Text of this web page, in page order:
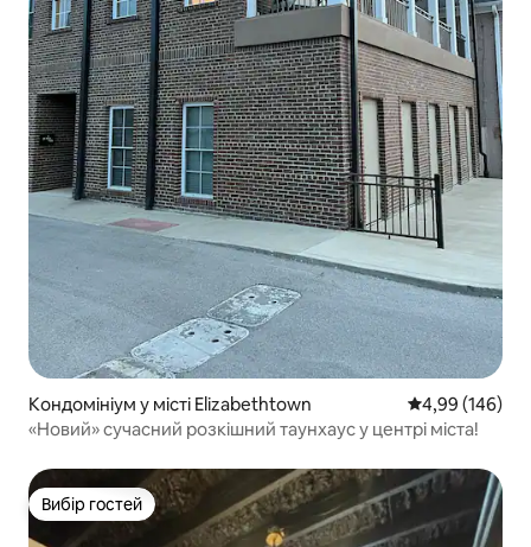
Кондомініум у місті Elizabethtown Середня
4,99 (146)
«Новий» сучасний розкішний таунхаус у центрі міста!
Вибір гостей
Вибір гостей